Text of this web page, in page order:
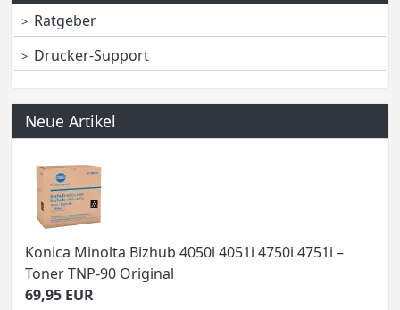
Ratgeber
Drucker-Support
Neue Artikel
Konica Minolta Bizhub 4050i 4051i 4750i 4751i –
Toner TNP-90 Original
69,95 EUR